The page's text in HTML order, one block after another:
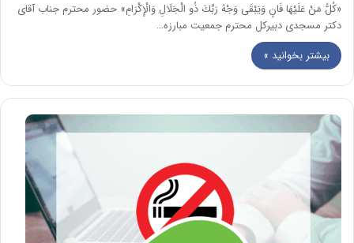
«كُلُّ مَنْ عَلَيْهَا فَانٍ وَيَبْقَى وَجْهُ رَبِّكَ ذُو الْجَلَالِ وَالْإِكْرَامِ» حضور محترم جناب آقای
دکتر مسجدی دبیرکل محترم جمعیت مبارزه…
بیشتر بخوانید »